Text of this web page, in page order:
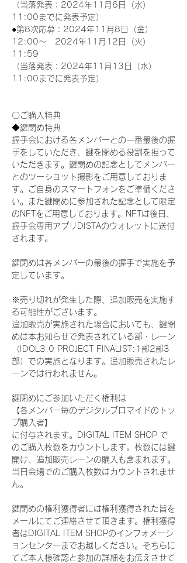
（当落発表：2024年11月6日（水）
11:00までに発表予定）
●第8次応募：2024年11月8日（金）
12:00～　2024年11月12日（火）
11:59
（当落発表：2024年11月13日（水）
11:00までに発表予定）
〇ご購入特典
◆鍵閉め特典
握手会における各メンバーとの一番最後の握
手をしていただき、鍵を閉める役割を担って
いただきます。鍵閉めの記念としてメンバー
とのツーショット撮影をご用意しておりま
す。ご自身のスマートフォンをご準備くださ
い。また鍵閉めに参加された記念として限定
のNFTをご用意しております。NFTは後日、
握手会専用アプリDISTAのウォレットに送付
されます。
鍵閉めは各メンバーの最後の握手で実施を予
定しています。
※売り切れが発生した際、追加販売を実施す
る可能性がございます。
追加販売が実施された場合においても、鍵閉
めは本お知らせで発表されている部・レーン
（IDOL3.0 PROJECT FINALIST:1部2部3
部）での実施となります。追加販売されたレ
ーンでは行われません。
鍵閉めにご参加いただく権利は
【各メンバー毎のデジタルブロマイドのトッ
プ購入者】
に付与されます。DIGITAL ITEM SHOP で
のご購入枚数をカウントします。枚数には鍵
開け、追加販売レーンの購入も含まれます。
当日会場でのご購入枚数はカウントされませ
ん。
鍵閉めの権利獲得者には権利獲得された旨を
メールにてご連絡させて頂きます。権利獲得
者はDIGITAL ITEM SHOPのインフォメーシ
ョンセンターまでお越しください。そちらに
てご本人様確認と参加の詳細をお伝えさせて